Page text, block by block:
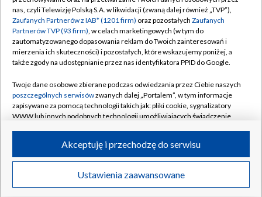
Emisja w TVP
Centrum informacji TVP
Naziemna Telewizja Cyfrowa
Rada Programowa
System NOS
Informacje o nadawcy
Program dla prasy
Ogłoszenie przetargowe
Regulamin TVP
Polityka prywatności
Moje zgody
Pomoc
Kontakt
Kanały
©2026 Telewizja Polska S.A. w likwidacji
nas, czyli Telewizję Polską S.A. w likwidacji (zwaną dalej również „TVP”),
Zaufanych Partnerów z IAB* (1201 firm) oraz pozostałych Zaufanych
Partnerów TVP (93 firm), w celach marketingowych (w tym do
zautomatyzowanego dopasowania reklam do Twoich zainteresowań i
mierzenia ich skuteczności) i pozostałych, które wskazujemy poniżej, a
także zgody na udostępnianie przez nas identyfikatora PPID do Google.
Twoje dane osobowe zbierane podczas odwiedzania przez Ciebie naszych
poszczególnych serwisówzwanych dalej „Portalem”, w tym informacje
zapisywane za pomocą technologii takich jak: pliki cookie, sygnalizatory
WWW lub innych podobnych technologii umożliwiających świadczenie
ruchu w Internecie.
Twoje dane osobowe zbierane podczas odwiedzania przez Ciebie
poszczególnych serwisówna Portalu, takie jak adresy IP, identyfikatory
Ustawienia zaawansowane
Akceptuję i przechodzę do serwisu